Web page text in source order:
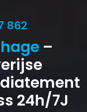
862
–
24h/7J